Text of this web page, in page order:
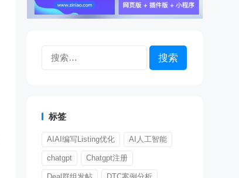
标签
AIAI编写Listing优化 AI人工智能
chatgpt Chatgpt注册